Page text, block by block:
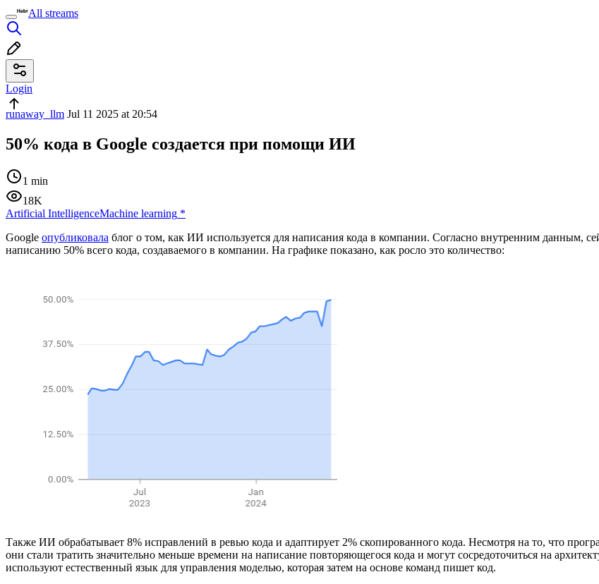
All streams
Login
runaway_llm Jul 11 2025 at 20:54
50% кода в Google создается при помощи ИИ
1 min
18K
Artificial IntelligenceMachine learning *
Google опубликовала блог о том, как ИИ используется для написания кода в компании. Согласно внутренним данным,
написанию 50% всего кода, создаваемого в компании. На графике показано, как росло это количество:
Также ИИ обрабатывает 8% исправлений в ревью кода и адаптирует 2% скопированного кода. Несмотря на то, что
они стали тратить значительно меньше времени на написание повторяющегося кода и могут сосредоточиться на
используют естественный язык для управления моделью, которая затем на основе команд пишет код.